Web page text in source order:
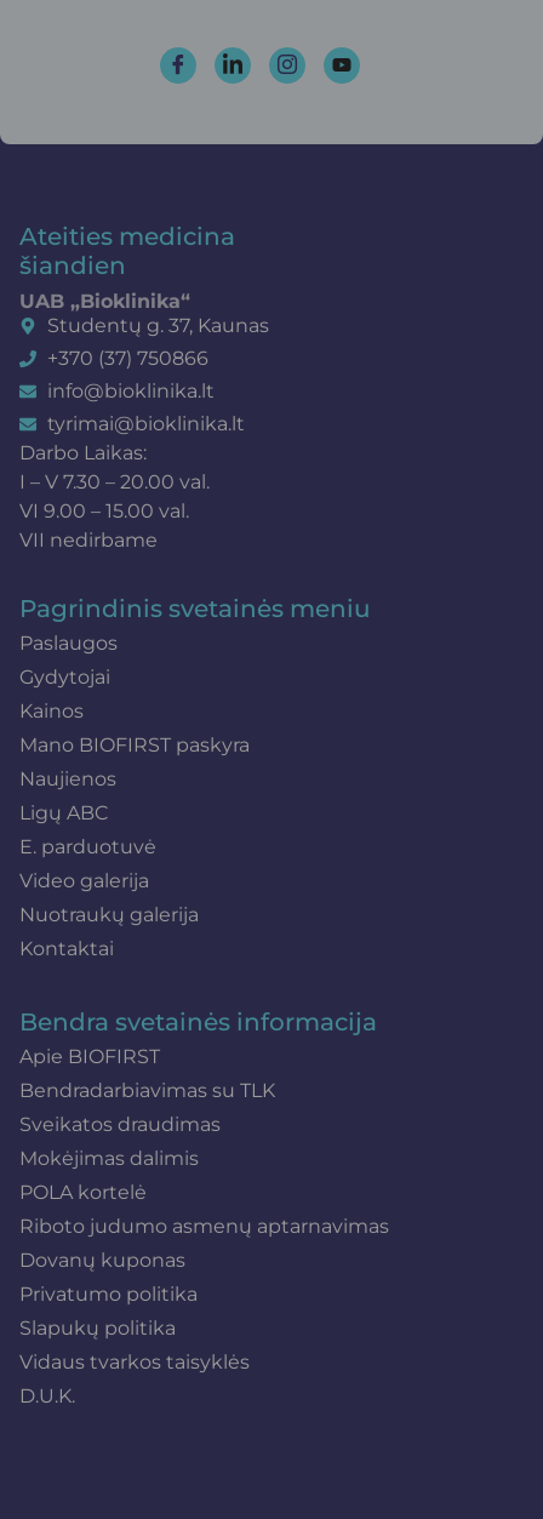
Ateities medicina
šiandien
UAB „Bioklinika“
Studentų g. 37, Kaunas
+370 (37) 750866
info@bioklinika.lt
tyrimai@bioklinika.lt
Darbo Laikas:
I – V 7.30 – 20.00 val.
VI 9.00 – 15.00 val.
VII nedirbame
Pagrindinis svetainės meniu
Paslaugos
Gydytojai
Kainos
Mano BIOFIRST paskyra
Naujienos
Ligų ABC
E. parduotuvė
Video galerija
Nuotraukų galerija
Kontaktai
Bendra svetainės informacija
Apie BIOFIRST
Bendradarbiavimas su TLK
Sveikatos draudimas
Mokėjimas dalimis
POLA kortelė
Riboto judumo asmenų aptarnavimas
Dovanų kuponas
Privatumo politika
Slapukų politika
Vidaus tvarkos taisyklės
D.U.K.